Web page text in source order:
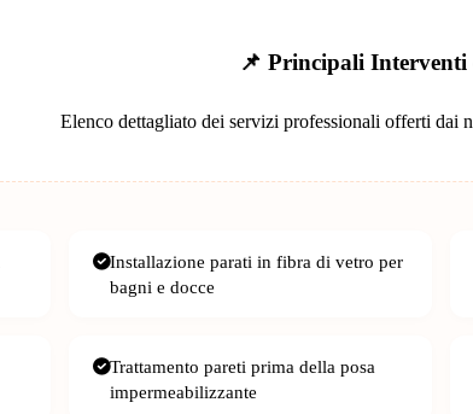
📌 Principali Interventi
Elenco dettagliato dei servizi professionali offerti dai
Installazione parati in fibra di vetro per
bagni e docce
Trattamento pareti prima della posa
impermeabilizzante